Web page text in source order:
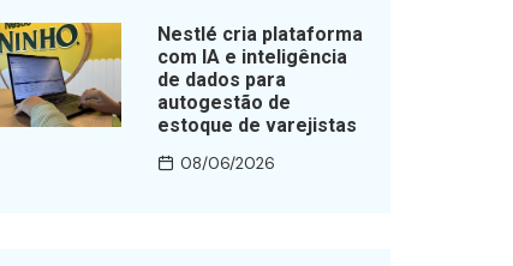
Nestlé cria plataforma
com IA e inteligência
de dados para
autogestão de
estoque de varejistas
08/06/2026